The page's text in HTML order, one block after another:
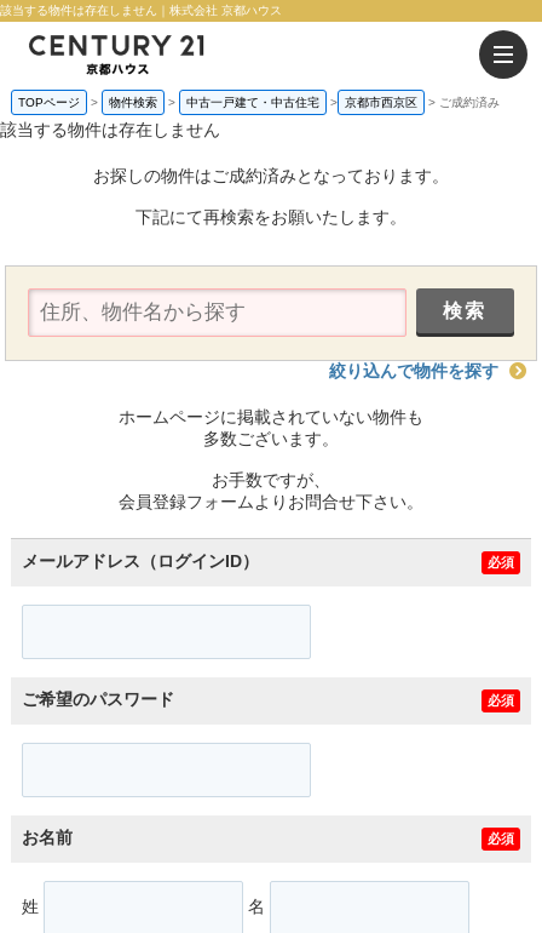
該当する物件は存在しません｜株式会社 京都ハウス
TOPページ 物件検索 中古一戸建て・中古住宅 京都市西京区 ご成約済み
該当する物件は存在しません
お探しの物件はご成約済みとなっております。
下記にて再検索をお願いたします。
絞り込んで物件を探す
ホームページに掲載されていない物件も
多数ございます。
お手数ですが、
会員登録フォームよりお問合せ下さい。
メールアドレス（ログインID） 必須
ご希望のパスワード 必須
お名前 必須
姓 名